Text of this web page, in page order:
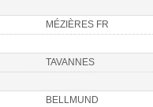
MÉZIÈRES FR
TAVANNES
BELLMUND